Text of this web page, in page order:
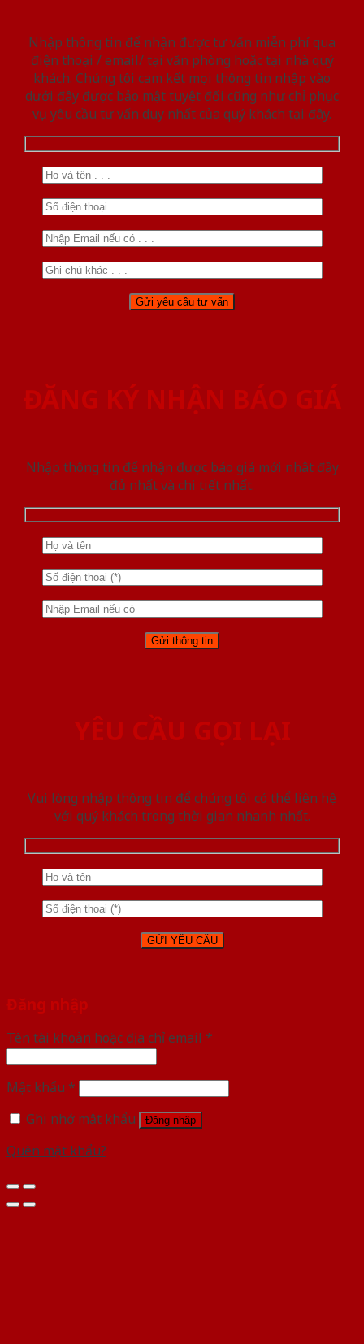
Nhập thông tin để nhận được tư vấn miễn phí qua
điện thoại / email/ tại văn phòng hoặc tại nhà quý
khách. Chúng tôi cam kết mọi thông tin nhập vào
dưới đây được bảo mật tuyệt đối cũng như chỉ phục
vụ yêu cầu tư vấn duy nhất của quý khách tại đây.
ĐĂNG KÝ NHẬN BÁO GIÁ
Nhập thông tin để nhận được báo giá mới nhât đầy
đủ nhất và chi tiết nhất.
YÊU CẦU GỌI LẠI
Vui lòng nhập thông tin để chúng tôi có thể liên hệ
với quý khách trong thời gian nhanh nhất.
Đăng nhập
Tên tài khoản hoặc địa chỉ email *
Mật khẩu *
Ghi nhớ mật khẩu
Đăng nhập
Quên mật khẩu?